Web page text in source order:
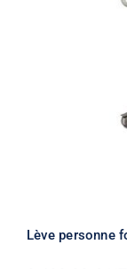
Lève personne